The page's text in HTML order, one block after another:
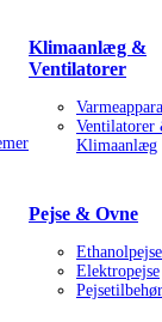
Klimaanlæg &
Ventilatorer
Ventilatorer
Klimaanlæg
Pejse & Ovne
Ethanolpejse
Elektropejse
Pejsetilbehør